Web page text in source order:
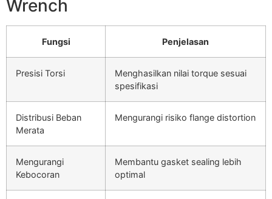
Wrench
Fungsi Penjelasan
Presisi Torsi
Menghasilkan nilai torque sesuai
spesifikasi
Distribusi Beban
Merata
Mengurangi risiko flange distortion
Mengurangi
Kebocoran
Membantu gasket sealing lebih
optimal